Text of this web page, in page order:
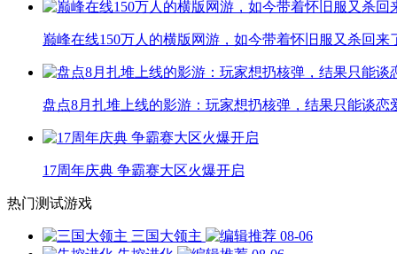
巅峰在线150万人的横版网游，如今带着怀旧服又杀回来
盘点8月扎堆上线的影游：玩家想扔核弹，结果只能谈恋
17周年庆典 争霸赛大区火爆开启
热门测试游戏
三国大领主
08-06